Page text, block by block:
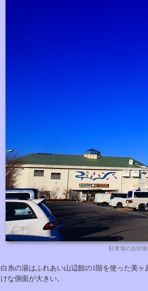
駐車場の反対
白糸の湯はふれあい山辺館の1階を使った美
けな側面が大きい。